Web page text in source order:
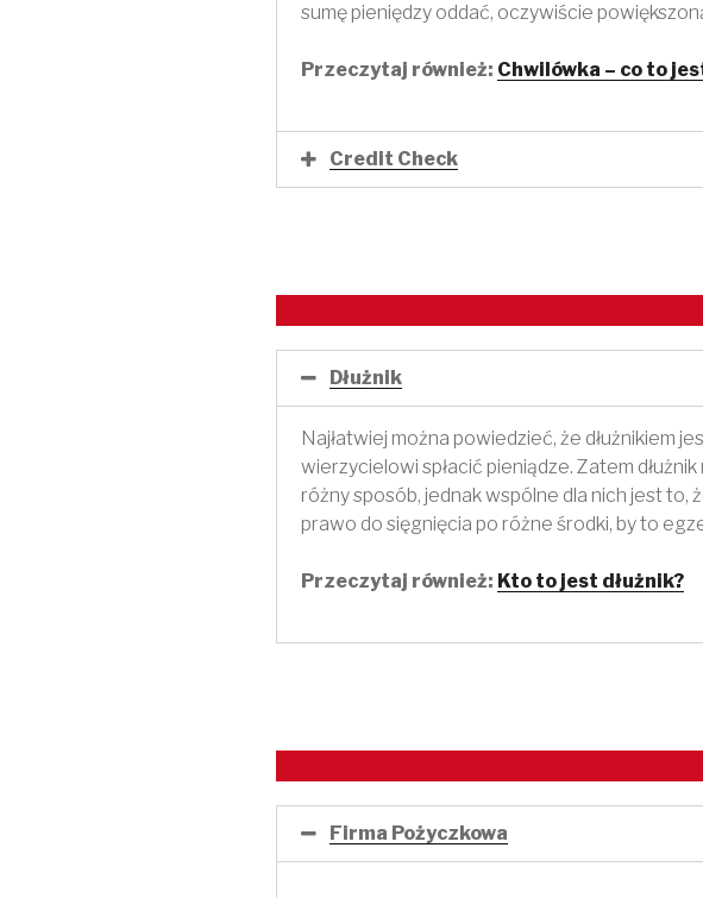
sumę pieniędzy oddać, oczywiście
Przeczytaj również: Chwilówka – co to
Credit Check
Dłużnik
Najłatwiej można powiedzieć, że dłużnikiem
wierzycielowi spłacić pieniądze. Zatem dłużnik
różny sposób, jednak wspólne dla nich jest
prawo do sięgnięcia po różne środki, by to
Przeczytaj również: Kto to jest dłużnik?
Firma Pożyczkowa